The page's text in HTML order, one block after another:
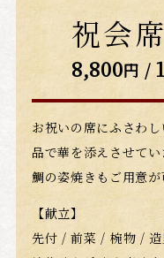
祝会席
8,800円 /
お祝いの席にふさわ
品で華を添えさせてい
鯛の姿焼きもご用意が
【献立】
先付 / 前菜 / 椀物 /